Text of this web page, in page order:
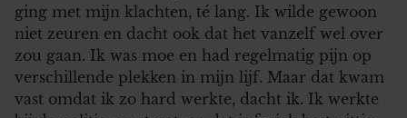
ging met mijn klachten, té lang. Ik wilde gewoon
niet zeuren en dacht ook dat het vanzelf wel over
zou gaan. Ik was moe en had regelmatig pijn op
verschillende plekken in mijn lijf. Maar dat kwam
vast omdat ik zo hard werkte, dacht ik. Ik werkte